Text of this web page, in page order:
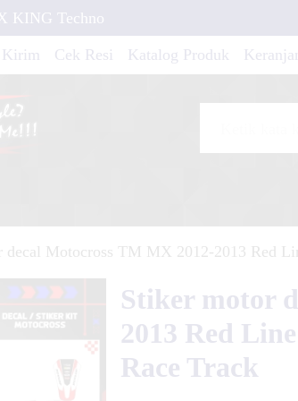
KING Techno
New 2021 Bloods
Purple Line
Kirim Cek Resi Katalog Produk
decal Motocross TM MX 2012-2013 Red
Stiker motor
2013 Red
Race Track